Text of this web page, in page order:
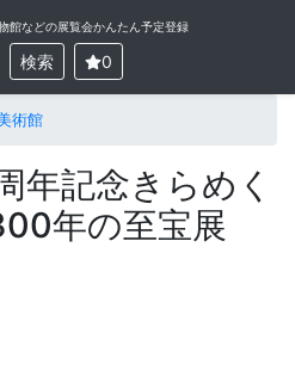
館などの展覧会かんたん予定登録
検索 0
術館
年記念きらめく
年の至宝展